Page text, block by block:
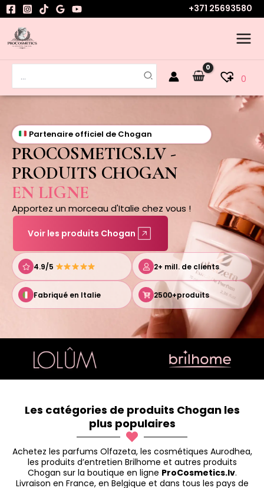
Aller
au
contenu
+371 25693580
0
Partenaire officiel de Chogan
PROCOSMETICS.LV -
PRODUITS CHOGAN
EN LIGNE
Apportez un morceau d'Italie chez vous !
Voir les produits Chogan
4.9/5 2+ mill. de clients
Fabriqué en Italie 2500+produits
Les catégories de produits Chogan les
plus populaires
Achetez les parfums Olfazeta, les cosmétiques Aurodhea,
les produits d’entretien Brilhome et autres produits
Chogan sur la boutique en ligne ProCosmetics.lv.
Livraison en France, en Belgique et dans tous les pays de